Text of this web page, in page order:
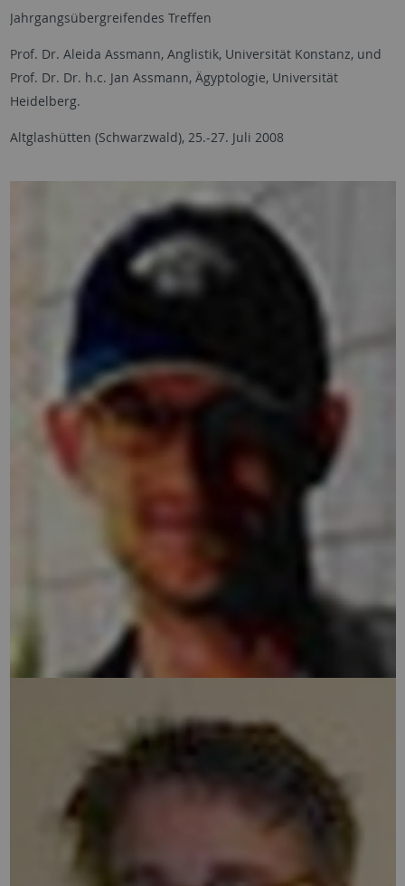
Jahrgangsübergreifendes Treffen
Prof. Dr. Aleida Assmann, Anglistik, Universität Konstanz, und
Prof. Dr. Dr. h.c. Jan Assmann, Ägyptologie, Universität
Heidelberg.
Altglashütten (Schwarzwald), 25.-27. Juli 2008